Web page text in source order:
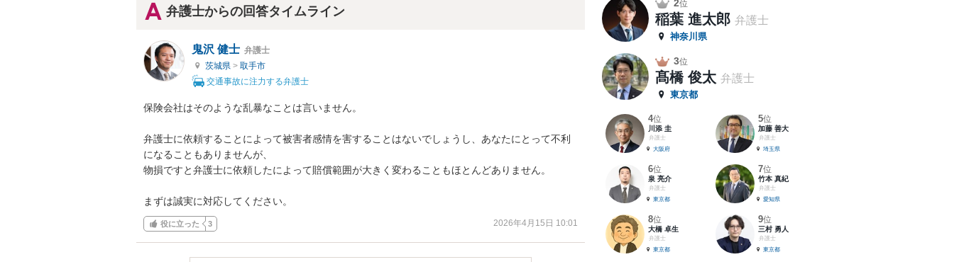
弁護士からの回答タイムライン
鬼沢 健士 弁護士
茨城県 > 取手市
交通事故に注力する弁護士
保険会社はそのような乱暴なことは言いません。
弁護士に依頼することによって被害者感情を害することはないでしょうし、あなたにとって不利
になることもありませんが、
物損ですと弁護士に依頼したによって賠償範囲が大きく変わることもほとんどありません。
まずは誠実に対応してください。
役に立った 3 2026年4月15日 10:01
2位
稲葉 進太郎 弁護士
神奈川県
3位
髙橋 俊太 弁護士
東京都
4位
川添 圭
弁護士
大阪府
5位
加藤 善大
弁護士
埼玉県
6位
泉 亮介
弁護士
東京都
7位
竹本 真紀
弁護士
愛知県
8位
大橋 卓生
弁護士
東京都
9位
三村 勇人
弁護士
東京都